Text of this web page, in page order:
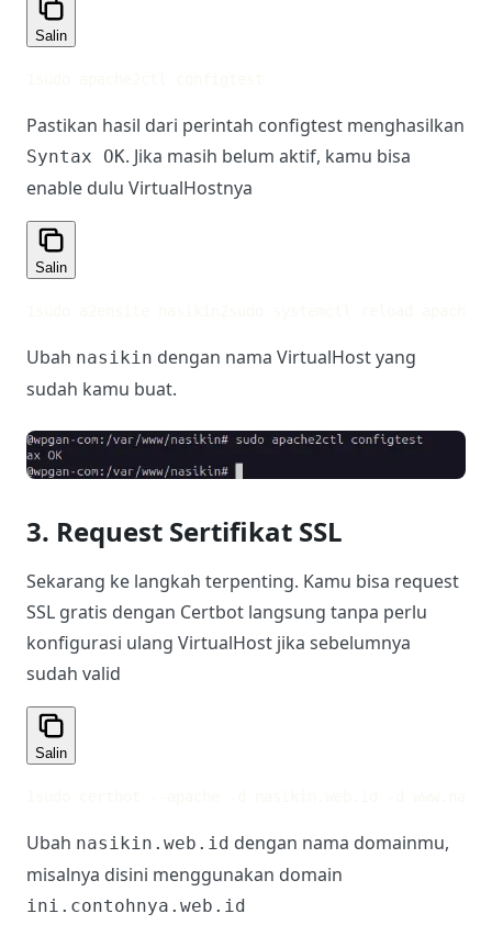
Salin
Pastikan hasil dari perintah configtest menghasilkan
Syntax OK. Jika masih belum aktif, kamu bisa
enable dulu VirtualHostnya
Salin
Ubah nasikin dengan nama VirtualHost yang
sudah kamu buat.
3. Request Sertifikat SSL
Sekarang ke langkah terpenting. Kamu bisa request
SSL gratis dengan Certbot langsung tanpa perlu
konfigurasi ulang VirtualHost jika sebelumnya
sudah valid
Salin
Ubah nasikin.web.id dengan nama domainmu,
misalnya disini menggunakan domain
ini.contohnya.web.id